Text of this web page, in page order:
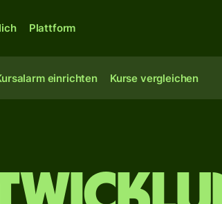
Plattform
einrichten Kurse vergleichen